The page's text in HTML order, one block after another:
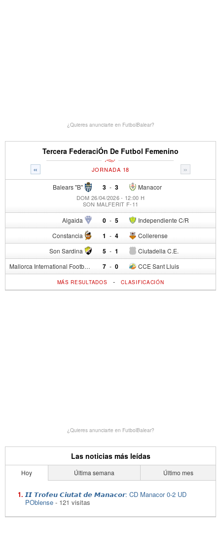
¿Quieres anunciarte en FutbolBalear?
Tercera FederaciÓn De Futbol Femenino
« »
JORNADA 18
Balears "B" 3 - Manacor
3
DOM 26/04/2026 - 12:00 H
SON MALFERIT F-11
Algaida 0 - Independiente C/R
5
Constancia 1 - Collerense
4
Son Sardina 5 - Ciutadella C.E.
1
Mallorca International Football Club del S.p. 7 - CCE Sant Lluis
0
MÁS RESULTADOS -CLASIFICACIÓN
¿Quieres anunciarte en FutbolBalear?
Las noticias más leídas
Hoy Última semana Último mes
𝙄𝙄 𝙏𝙧𝙤𝙛𝙚𝙪 𝘾𝙞𝙪𝙩𝙖𝙩 𝙙𝙚 𝙈𝙖𝙣𝙖𝙘𝙤𝙧: CD Manacor 0-2 UD
POblense - 121 visitas